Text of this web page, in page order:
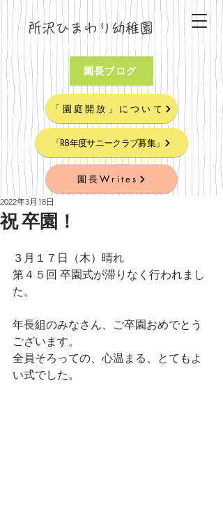
所沢ひまわり幼稚園
園長ブログ
「園庭開放」について
「R8年度サニークラブ募集」
園長Writes
祝 卒園！
2022年3月18日
３月１７日（木）晴れ
第４５回 卒園式が滞りなく行われまし
た。
年長組のみなさん、ご卒園おめでとう
ございます。
全員そろっての、心温まる、とてもよ
い式でした。